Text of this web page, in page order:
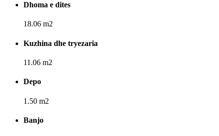
Dhoma e dites
18.06 m2
Kuzhina dhe tryezaria
11.06 m2
Depo
1.50 m2
Banjo